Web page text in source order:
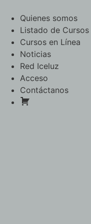
contenido
Quienes somos
Listado de Cursos
Cursos en Línea
Noticias
Red Iceluz
Acceso
Contáctanos